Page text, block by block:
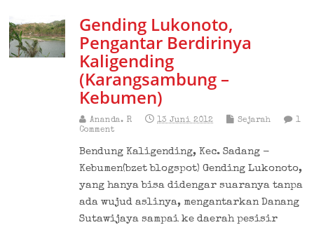
Gending Lukonoto,
Pengantar Berdirinya
Kaligending
(Karangsambung –
Kebumen)
Ananda. R 13 Juni 2012 Sejarah
1
Comment
Bendung Kaligending, Kec. Sadang -
Kebumen(bzet blogspot) Gending Lukonoto,
yang hanya bisa didengar suaranya tanpa
ada wujud aslinya, mengantarkan Danang
Sutawijaya sampai ke daerah pesisir